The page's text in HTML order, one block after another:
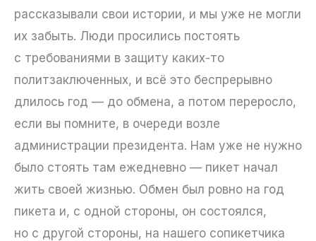
рассказывали свои истории, и мы уже не могли
их забыть. Люди просились постоять
с требованиями в защиту каких-то
политзаключенных, и всё это беспрерывно
длилось год — до обмена, а потом переросло,
если вы помните, в очереди возле
администрации президента. Нам уже не нужно
было стоять там ежедневно — пикет начал
жить своей жизнью. Обмен был ровно на год
пикета и, с одной стороны, он состоялся,
но с другой стороны, на нашего сопикетчика